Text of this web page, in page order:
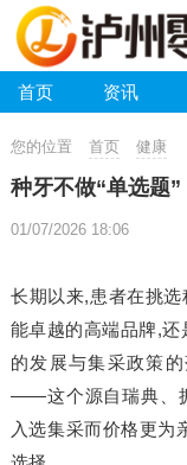
首页 资讯
您的位置 首页 健康
种牙不做“单选题
01/07/2026 18:06
长期以来,患者在挑选
能卓越的高端品牌,
的发展与集采政策
——这个源自瑞典、
入选集采而价格更为